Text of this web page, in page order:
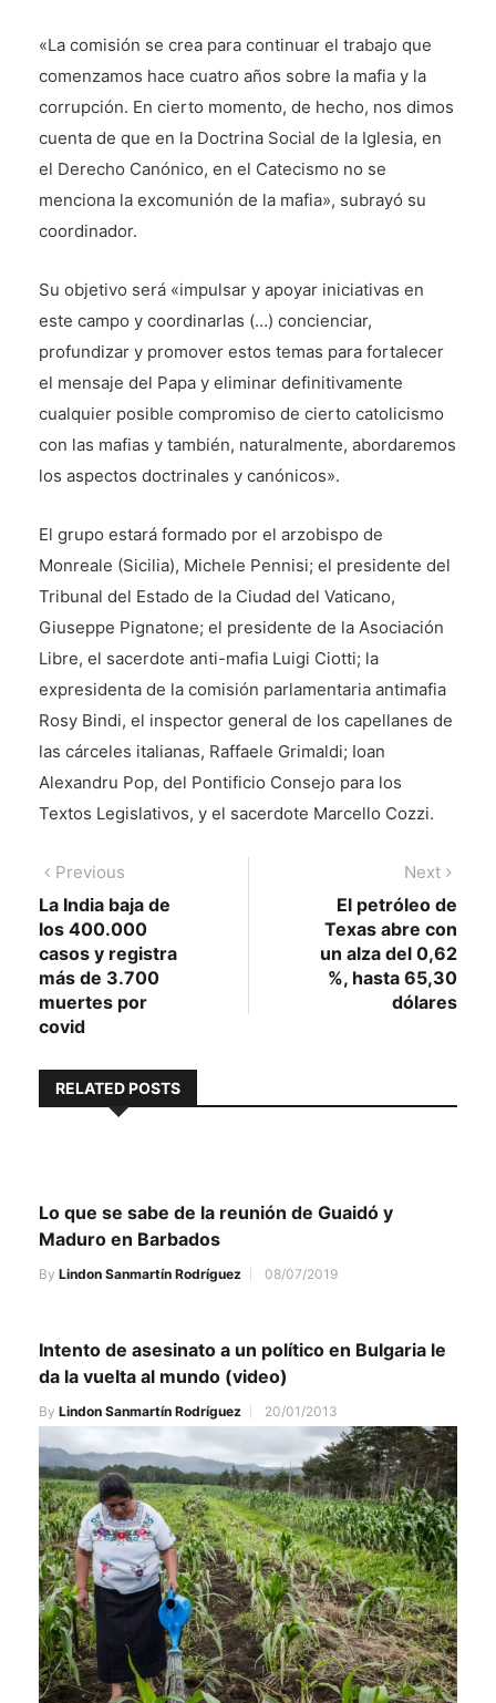
«La comisión se crea para continuar el trabajo que
comenzamos hace cuatro años sobre la mafia y la
corrupción. En cierto momento, de hecho, nos dimos
cuenta de que en la Doctrina Social de la Iglesia, en
el Derecho Canónico, en el Catecismo no se
menciona la excomunión de la mafia», subrayó su
coordinador.
Su objetivo será «impulsar y apoyar iniciativas en
este campo y coordinarlas (…) concienciar,
profundizar y promover estos temas para fortalecer
el mensaje del Papa y eliminar definitivamente
cualquier posible compromiso de cierto catolicismo
con las mafias y también, naturalmente, abordaremos
los aspectos doctrinales y canónicos».
El grupo estará formado por el arzobispo de
Monreale (Sicilia), Michele Pennisi; el presidente del
Tribunal del Estado de la Ciudad del Vaticano,
Giuseppe Pignatone; el presidente de la Asociación
Libre, el sacerdote anti-mafia Luigi Ciotti; la
expresidenta de la comisión parlamentaria antimafia
Rosy Bindi, el inspector general de los capellanes de
las cárceles italianas, Raffaele Grimaldi; Ioan
Alexandru Pop, del Pontificio Consejo para los
Textos Legislativos, y el sacerdote Marcello Cozzi.
Navegación
de
entradas
Previous
post:
La India baja de
los 400.000
casos y registra
más de 3.700
muertes por
covid
Next
El petróleo de
Texas abre con
un alza del 0,62
%, hasta 65,30
dólares
RELATED POSTS
Lo que se sabe de la reunión de Guaidó y
Maduro en Barbados
By Lindon Sanmartín Rodríguez 08/07/2019
Intento de asesinato a un político en Bulgaria le
da la vuelta al mundo (video)
By Lindon Sanmartín Rodríguez 20/01/2013